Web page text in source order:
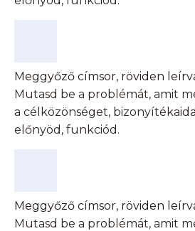
Meggyőző címsor, röviden
Mutasd be a problémát, amit
a célközönséget,
előnyöd, funkciód.
Meggyőző címsor, röviden
Mutasd be a problémát, amit